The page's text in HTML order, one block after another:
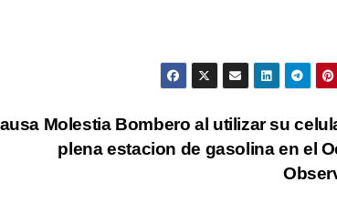
Molestia Bombero al utilizar su
plena estacion de gasolina en el